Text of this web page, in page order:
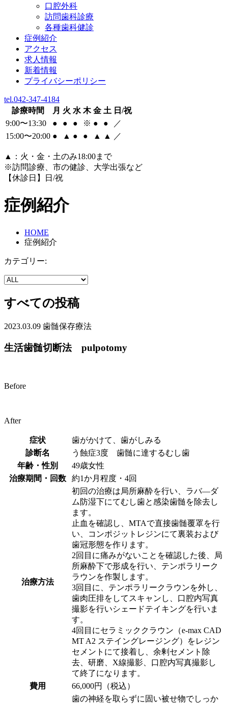
口腔外科
訪問歯科診療
各種歯科健診
症例紹介
アクセス
求人情報
新着情報
プライバシーポリシー
tel.042-347-4184
診療時間
月 火 水 木 金 土 日/祝
9:00〜13:30
● ● ● ※ ● ●
／
15:00〜20:00 ● ▲ ● ● ▲ ▲ ／
▲
：火・金・土のみ18:00まで
※訪問診療、市の健診、大学出張など
【休診日】日/祝
症例紹介
HOME
症例紹介
カテゴリー:
すべての投稿
2023.03.09 歯髄保存療法
生活歯髄切断法 pulpotomy
Before
After
症状
歯がかけて、歯がしみる
診断名
う蝕症3度 歯髄に達するむし歯
年齢・性別
49歳女性
治療期間・回数
約1か月程度・4回
治療方法
初回の治療は局所麻酔を行い、ラバ―ダ
ム防湿下にてむし歯と感染歯髄を除去し
ます。
止血を確認し、MTAで直接歯髄覆罩を行
い、コンポジットレジンにて裏装および
歯冠形態を作ります。
2回目に痛みがないことを確認した後、局
所麻酔下で形成を行い、テンポラリーク
ラウンを作製します。
3回目に、テンポラリークラウンを外し、
歯肉圧排をしてスキャンし、口腔内写真
撮影を行いシェードテイキングを行いま
す。
4回目にセラミッククラウン（e-max CAD
MT A2 ステイングレージング）をレジン
セメントにて接着し、余剰セメント除
去、研磨、X線撮影、口腔内写真撮影し
て終了になります。
費用
66,000円（税込）
歯の神経を取らずに固い被せ物でしっか